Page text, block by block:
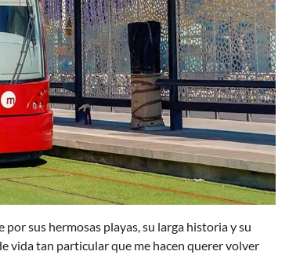
sus hermosas playas, su larga historia y su
vida tan particular que me hacen querer volver